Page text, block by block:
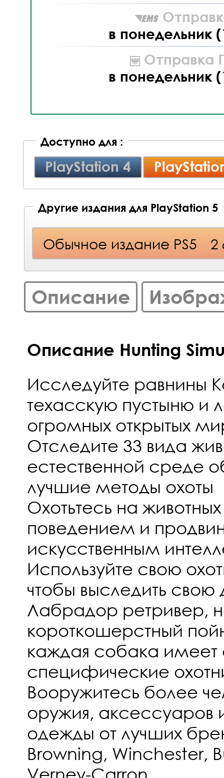
в понедельник
Отправка
в понедельник
Доступно для :
PlayStation 4
Другие издания для PlayStation 5
Обычное издание PS5 2
Описание
Описание Hunting
Исследуйте равнины
техасскую пустыню и
огромных открытых
Отследите 33 вида
естественной среде
лучшие методы охоты
Охотьтесь на
поведением и
искусственным
Используйте свою
чтобы выследить свою
Лабрадор ретривер,
короткошерстный
каждая собака имеет
специфические
Вооружитесь более
оружия, аксессуаров
одежды от лучших
Browning, Winchester,